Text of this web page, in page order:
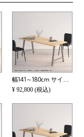
幅141～180cm サイズオーダーデスク Sizeno(シゼノ) パソコンデスク ホワイトアッシュ 無垢材 木製 A字脚 スチール脚 天然木 パソコンデスク 切り欠き オフィスデスク テレワークデスク 勉強机 おしゃれ 北欧モダン
¥ 92,800 (税込)